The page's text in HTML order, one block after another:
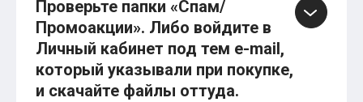
Проверьте папки «Спам/
Промоакции». Либо войдите в
Личный кабинет под тем e-mail,
который указывали при покупке,
и скачайте файлы оттуда.